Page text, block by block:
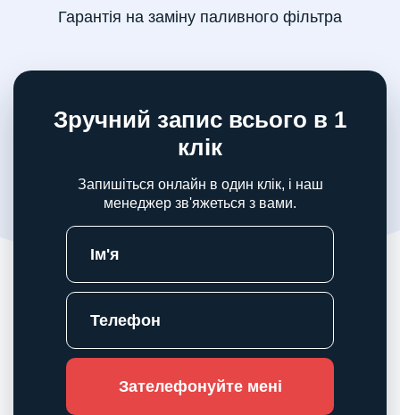
Гарантія на заміну паливного фільтра
Зручний запис всього в 1
клік
Запишіться онлайн в один клік, і наш
менеджер зв'яжеться з вами.
Зателефонуйте мені